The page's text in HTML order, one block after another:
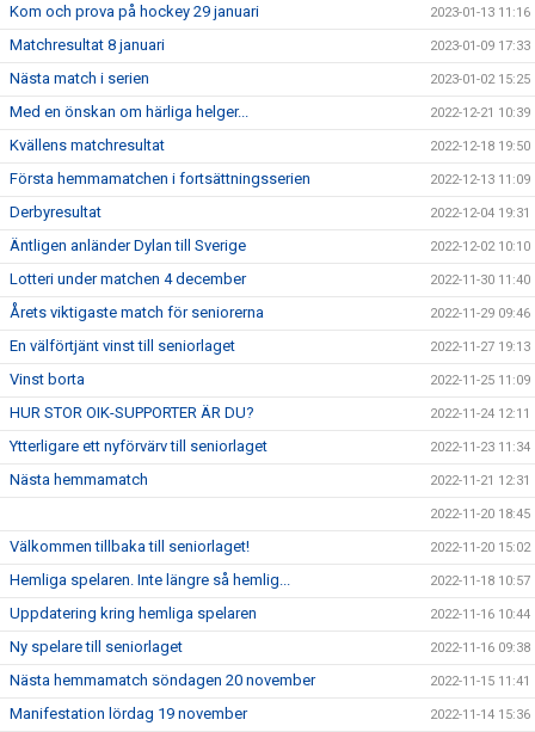
Kom och prova på hockey 29 januari 2023-01-13 11:16
Matchresultat 8 januari 2023-01-09 17:33
Nästa match i serien 2023-01-02 15:25
Med en önskan om härliga helger... 2022-12-21 10:39
Kvällens matchresultat 2022-12-18 19:50
Första hemmamatchen i fortsättningsserien 2022-12-13 11:09
Derbyresultat 2022-12-04 19:31
Äntligen anländer Dylan till Sverige 2022-12-02 10:10
Lotteri under matchen 4 december 2022-11-30 11:40
Årets viktigaste match för seniorerna 2022-11-29 09:46
En välförtjänt vinst till seniorlaget 2022-11-27 19:13
Vinst borta 2022-11-25 11:09
HUR STOR OIK-SUPPORTER ÄR DU? 2022-11-24 12:11
Ytterligare ett nyförvärv till seniorlaget 2022-11-23 11:34
Nästa hemmamatch 2022-11-21 12:31
2022-11-20 18:45
Välkommen tillbaka till seniorlaget! 2022-11-20 15:02
Hemliga spelaren. Inte längre så hemlig... 2022-11-18 10:57
Uppdatering kring hemliga spelaren 2022-11-16 10:44
Ny spelare till seniorlaget 2022-11-16 09:38
Nästa hemmamatch söndagen 20 november 2022-11-15 11:41
Manifestation lördag 19 november 2022-11-14 15:36